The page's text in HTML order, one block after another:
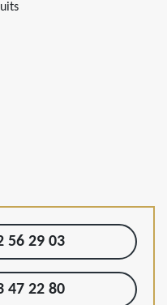
56 29 03
47 22 80